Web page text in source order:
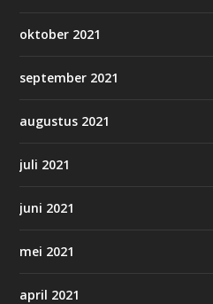
oktober 2021
september 2021
augustus 2021
juli 2021
juni 2021
mei 2021
april 2021